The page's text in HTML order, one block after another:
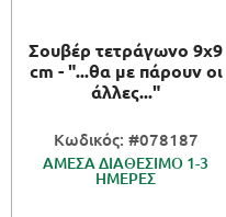
Σουβέρ τετράγωνο 9x9
cm - "...θα με πάρουν οι
άλλες..."
Κωδικός: #078187
ΑΜΕΣΑ ΔΙΑΘΕΣΙΜΟ 1-3
ΗΜΕΡΕΣ